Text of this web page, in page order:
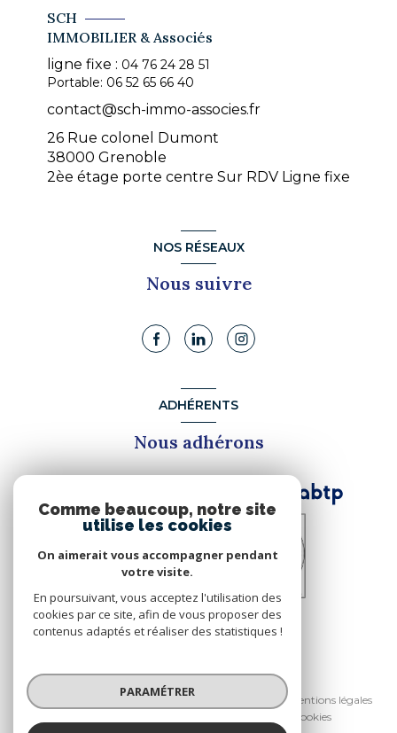
SCH
IMMOBILIER & Associés
ligne fixe : 04 76 24 28 51
Portable: 06 52 65 66 40
contact@sch-immo-associes.fr
26 Rue colonel Dumont
38000 Grenoble
2èe étage porte centre Sur RDV Ligne fixe
NOS RÉSEAUX
Nous suivre
ADHÉRENTS
Nous adhérons
© 2026 | Tous droits réservés
Nos honoraires
Nos partenaires
Mentions légales
Cookies
Comme beaucoup, notre site
utilise les cookies
On aimerait vous accompagner pendant
votre visite.
En poursuivant, vous acceptez l'utilisation des
cookies par ce site, afin de vous proposer des
contenus adaptés et réaliser des statistiques !
PARAMÉTRER